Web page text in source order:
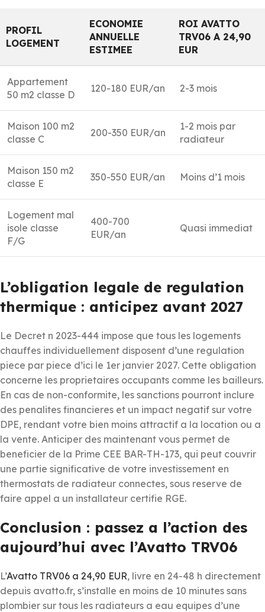
PROFIL
LOGEMENT
ECONOMIE
ANNUELLE
ESTIMEE
ROI AVATTO
TRV06 A 24,90
EUR
Appartement
50 m2 classe D
120-180 EUR/an 2-3 mois
Maison 100 m2
classe C
200-350 EUR/an
1-2 mois par
radiateur
Maison 150 m2
classe E
350-550 EUR/an Moins d’1 mois
Logement mal
isole classe
F/G
400-700
EUR/an
Quasi immediat
L’obligation legale de regulation
thermique : anticipez avant 2027
Le Decret n 2023-444 impose que tous les logements
chauffes individuellement disposent d’une regulation
piece par piece d’ici le 1er janvier 2027. Cette obligation
concerne les proprietaires occupants comme les bailleurs.
En cas de non-conformite, les sanctions pourront inclure
des penalites financieres et un impact negatif sur votre
DPE, rendant votre bien moins attractif a la location ou a
la vente. Anticiper des maintenant vous permet de
beneficier de la Prime CEE BAR-TH-173, qui peut couvrir
une partie significative de votre investissement en
thermostats de radiateur connectes, sous reserve de
faire appel a un installateur certifie RGE.
Conclusion : passez a l’action des
aujourd’hui avec l’Avatto TRV06
L’Avatto TRV06 a 24,90 EUR, livre en 24-48 h directement
depuis avatto.fr, s’installe en moins de 10 minutes sans
plombier sur tous les radiateurs a eau equipes d’une